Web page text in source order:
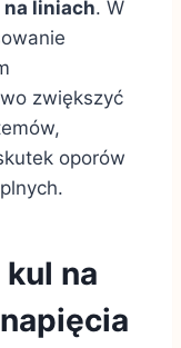
liniach. W
zwiększyć
oporów
na